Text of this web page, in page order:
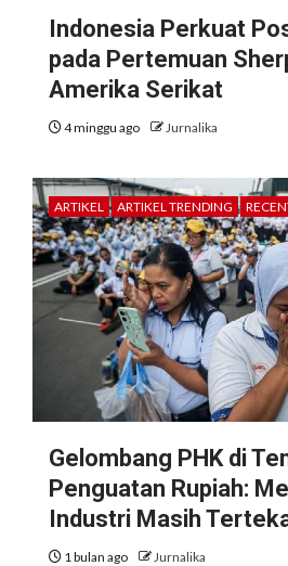
Indonesia Perkuat
pada Pertemuan
Amerika Serikat
4 minggu ago Jurnalika
ARTIKEL ARTIKEL TRENDING
Gelombang PHK di
Penguatan Rupiah:
Industri Masih
1 bulan ago Jurnalika